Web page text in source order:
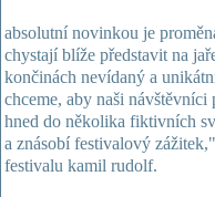
absolutní novinkou je
chystají blíže představit na
končinách nevídaný a
chceme, aby naši
hned do několika fiktivních
a znásobí festivalový
festivalu kamil rudolf.